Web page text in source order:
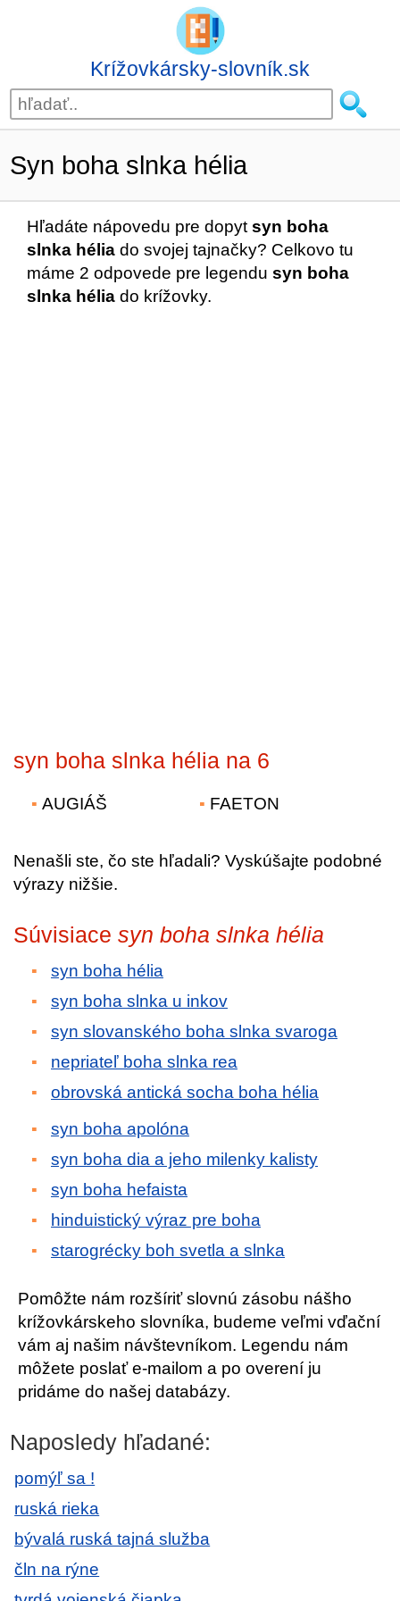
Krížovkársky-slovník.sk
Syn boha slnka hélia
Hľadáte nápovedu pre dopyt syn boha
slnka hélia do svojej tajnačky? Celkovo tu
máme 2 odpovede pre legendu syn boha
slnka hélia do krížovky.
syn boha slnka hélia na 6
AUGIÁŠ FAETON
Nenašli ste, čo ste hľadali? Vyskúšajte podobné
výrazy nižšie.
Súvisiace syn boha slnka hélia
syn boha hélia
syn boha slnka u inkov
syn slovanského boha slnka svaroga
nepriateľ boha slnka rea
obrovská antická socha boha hélia
syn boha apolóna
syn boha dia a jeho milenky kalisty
syn boha hefaista
hinduistický výraz pre boha
starogrécky boh svetla a slnka
Pomôžte nám rozšíriť slovnú zásobu nášho
krížovkárskeho slovníka, budeme veľmi vďační
vám aj našim návštevníkom. Legendu nám
môžete poslať e-mailom a po overení ju
pridáme do našej databázy.
Naposledy hľadané:
pomýľ sa !
ruská rieka
bývalá ruská tajná služba
čln na rýne